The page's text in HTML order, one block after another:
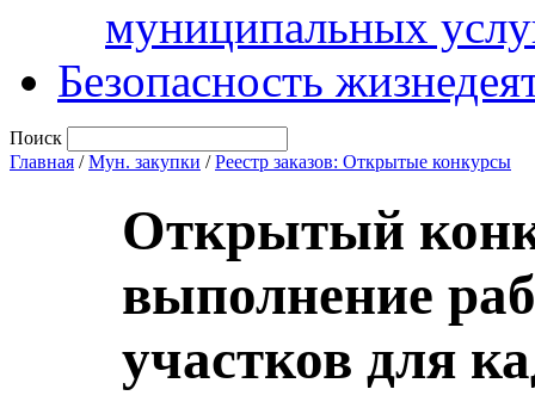
муниципальных
Безопасность
Поиск
Главная /Мун. закупки /Реестр заказов: Открытые конкурсы
Открытый
выполнение
участков для